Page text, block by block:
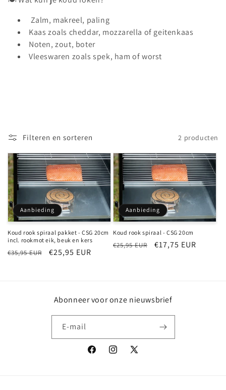
Zalm, makreel, paling
Kaas zoals cheddar, mozzarella of geitenkaas
Noten, zout, boter
Vleeswaren zoals spek, ham of worst
Filteren en sorteren 2 producten
Aanbieding
Koud rook spiraal pakket - CSG 20cm
incl. rookmot eik, beuk en kers
Normale
€35,95 EUR Aanbiedingsprijs
€25,95 EUR
Aanbieding
Koud rook spiraal - CSG 20cm
Normale
€25,95 EUR Aanbiedingsprijs
€17,75 EUR
Abonneer voor onze nieuwsbrief
E‑mail
FacebookInstagram
X